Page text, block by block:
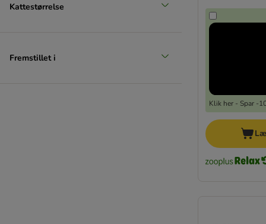
Kattestørrelse
Fremstillet i
Klik her - Spar -